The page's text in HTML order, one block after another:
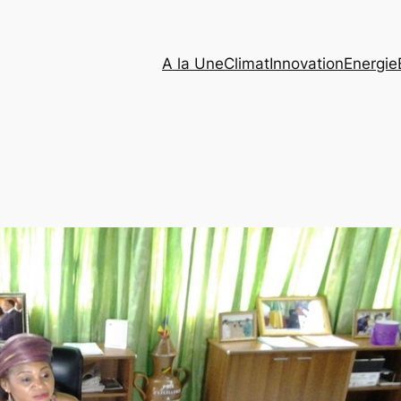
A la UneClimatInnovationEnergie